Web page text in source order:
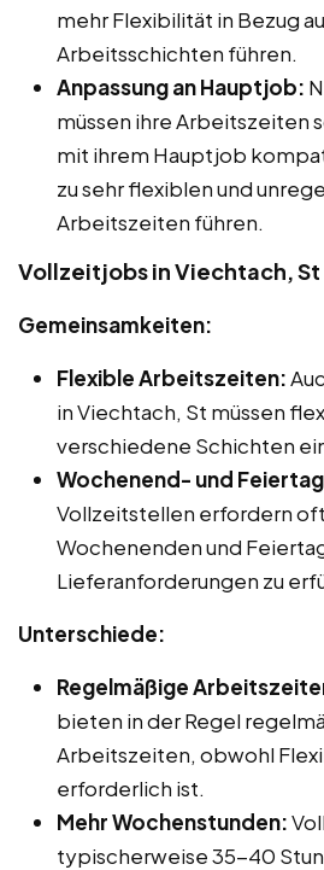
mehr Flexibilität in Bezug
Arbeitsschichten führen.
Anpassung an Hauptjob:
müssen ihre Arbeitszeiten
mit ihrem Hauptjob
zu sehr flexiblen und
Arbeitszeiten führen.
Vollzeitjobs in Viechtach, St
Gemeinsamkeiten:
Flexible Arbeitszeiten:
in Viechtach, St müssen
verschiedene Schichten
Wochenend- und
Vollzeitstellen erfordern
Wochenenden und
Lieferanforderungen zu
Unterschiede:
Regelmäßige
bieten in der Regel
Arbeitszeiten, obwohl
erforderlich ist.
Mehr Wochenstunden:
typischerweise 35-40